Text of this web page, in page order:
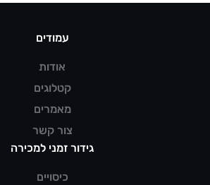
עמודים
אודות
קטלוגים
מאמרים
צור קשר
גידור זמני למכירה
כיסויים